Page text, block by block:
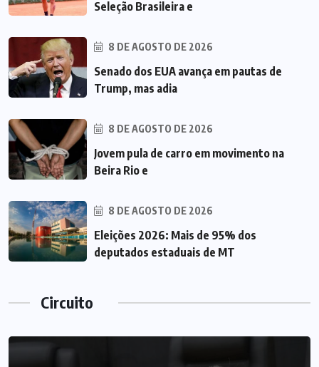
Seleção Brasileira e
8 DE AGOSTO DE 2026
Senado dos EUA avança em pautas de
Trump, mas adia
8 DE AGOSTO DE 2026
Jovem pula de carro em movimento na
Beira Rio e
8 DE AGOSTO DE 2026
Eleições 2026: Mais de 95% dos
deputados estaduais de MT
Circuito